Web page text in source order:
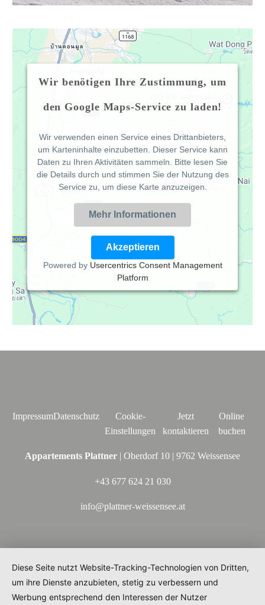
Wir benötigen Ihre Zustimmung, um
den Google Maps-Service zu laden!
Wir verwenden einen Service eines Drittanbieters,
um Karteninhalte einzubetten. Dieser Service kann
Daten zu Ihren Aktivitäten sammeln. Bitte lesen Sie
die Details durch und stimmen Sie der Nutzung des
Service zu, um diese Karte anzuzeigen.
Mehr Informationen
Akzeptieren
Powered by Usercentrics Consent Management
Platform
ImpressumDatenschutz
Cookie-
Einstellungen
Jetzt
kontaktieren
Online
buchen
Appartements Plattner | Oberdorf 10 | 9762 Weissensee
+43 677 624 21 030
info@plattner-weissensee.at
Diese Seite nutzt Website-Tracking-Technologien von Dritten,
um ihre Dienste anzubieten, stetig zu verbessern und
Werbung entsprechend den Interessen der Nutzer